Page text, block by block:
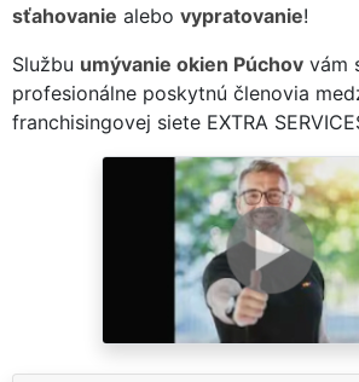
sťahovanie alebo vypratovanie!
Službu umývanie okien Púchov vám
profesionálne poskytnú členovia
franchisingovej siete EXTRA